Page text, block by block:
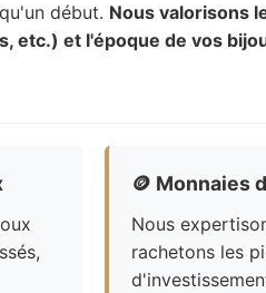
début. Nous valorisons
etc.) et l'époque de vos
🪙 Monnaies
Nous
rachetons les